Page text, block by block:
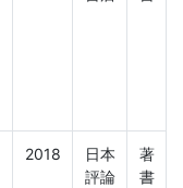
2018
日本
評論
著
書